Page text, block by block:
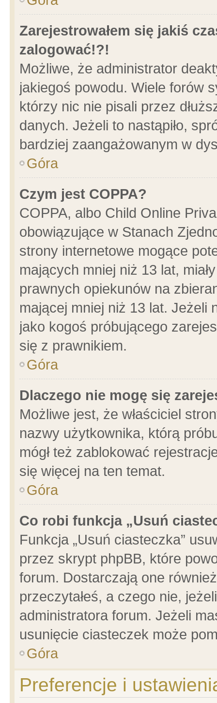
Zarejestrowałem się jakiś
zalogować!?!
Możliwe, że administrator
jakiegoś powodu. Wiele forów
którzy nic nie pisali przez
danych. Jeżeli to nastąpiło,
bardziej zaangażowanym w
Góra
Czym jest COPPA?
COPPA, albo Child Online
obowiązujące w Stanach
strony internetowe mogące
mających mniej niż 13 lat,
prawnych opiekunów na
mającej mniej niż 13 lat. Jeżeli
jako kogoś próbującego
się z prawnikiem.
Góra
Dlaczego nie mogę się
Możliwe jest, że właściciel
nazwy użytkownika, którą
mógł też zablokować
się więcej na ten temat.
Góra
Co robi funkcja „Usuń
Funkcja „Usuń ciasteczka”
przez skrypt phpBB, które
forum. Dostarczają one
przeczytałeś, a czego nie,
administratora forum. Jeżeli
usunięcie ciasteczek może
Góra
Preferencje i